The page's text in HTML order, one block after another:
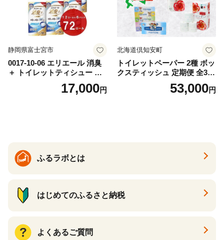
静岡県富士宮市
0017-10-06 エリエール 消臭
＋ トイレットティシュー し
っかり香るフレッシュクリア
の香り ダブル 12ロール×6パ
17,000円
北海道倶知安町
トイレットペーパー 2種 ボッ
クスティッシュ 定期便 全3
回 日本製 まとめ買い 防災
常備品 日用雑貨 消耗品 生活
53,000円
ふるラボとは
はじめてのふるさと納税
よくあるご質問